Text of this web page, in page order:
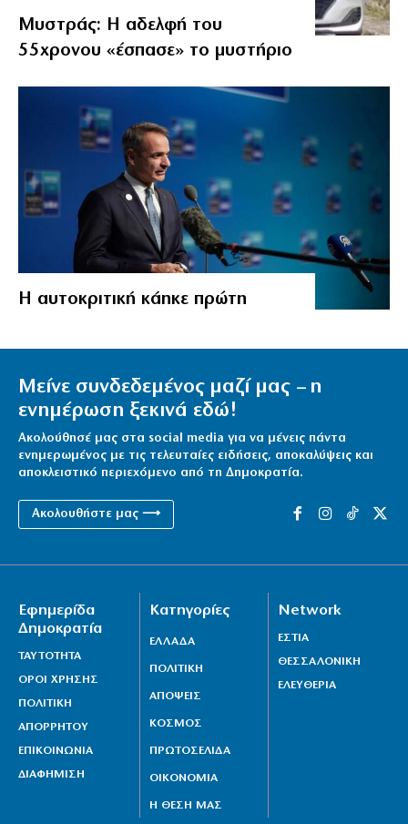
Μυστράς: Η αδελφή του
55χρονου «έσπασε» το μυστήριο
Η αυτοκριτική κάηκε πρώτη
Μείνε συνδεδεμένος μαζί μας – η
ενημέρωση ξεκινά εδώ!
Ακολούθησέ μας στα social media για να μένεις πάντα
ενημερωμένος με τις τελευταίες ειδήσεις, αποκαλύψεις και
αποκλειστικό περιεχόμενο από τη Δημοκρατία.
Ακολουθήστε μας ⟶
Εφημερίδα
Δημοκρατία
ΤΑΥΤΟΤΗΤΑ
ΟΡΟΙ ΧΡΗΣΗΣ
ΠΟΛΙΤΙΚΗ
ΑΠΟΡΡΗΤΟΥ
ΕΠΙΚΟΙΝΩΝΙΑ
ΔΙΑΦΗΜΙΣΗ
Κατηγορίες
ΕΛΛΑΔΑ
ΠΟΛΙΤΙΚΗ
ΑΠΟΨΕΙΣ
ΚΟΣΜΟΣ
ΠΡΩΤΟΣΕΛΙΔΑ
ΟΙΚΟΝΟΜΙΑ
Η ΘΕΣΗ ΜΑΣ
Network
ΕΣΤΙΑ
ΘΕΣΣΑΛΟΝΙΚΗ
ΕΛΕΥΘΕΡΙΑ